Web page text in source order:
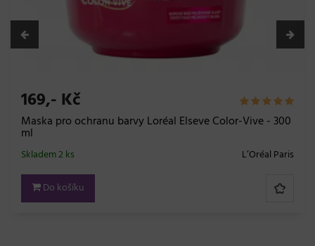
169,- Kč
Maska pro ochranu barvy Loréal Elseve Color-Vive - 300
ml
L’Oréal Paris
Skladem 2 ks
Do košíku